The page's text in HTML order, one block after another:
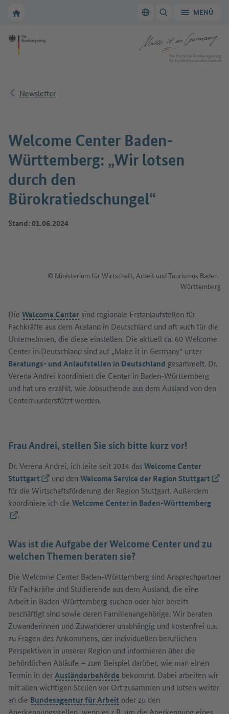
Zur Startseite von Make it in Germany Sprache wechseln
SUCHE ANZEIGEN/
MENÜ
Zur Startseite von Make it in GermanyDas Portal der Bundesregierung
für Fachkräfte aus dem Ausland
Newsletter
Welcome Center Baden-
Württemberg: „Wir lotsen
durch den
Bürokratiedschungel“
Stand: 01.06.2024
© Ministerium für Wirtschaft, Arbeit und Tourismus Baden-
Württemberg
Die Welcome Center sind regionale Erstanlaufstellen für
Fachkräfte aus dem Ausland in Deutschland und oft auch für die
Unternehmen, die diese einstellen. Die aktuell ca. 60 Welcome
Center in Deutschland sind auf „Make it in Germany“ unter
Beratungs- und Anlaufstellen in Deutschland gesammelt. Dr.
Verena Andrei koordiniert die Center in Baden-Württemberg
und hat uns erzählt, wie Jobsuchende aus dem Ausland von den
Centern unterstützt werden.
Frau Andrei, stellen Sie sich bitte kurz vor!
Dr. Verena Andrei, ich leite seit 2014 dasWelcome Center
Stuttgart(Externer Link)
und den Welcome Service der Region Stuttgart
für die Wirtschaftsförderung der Region Stuttgart. Außerdem
koordiniere ich die Welcome Center in Baden-Württemberg
(Externer Link)
.
Was ist die Aufgabe der Welcome Center und zu
welchen Themen beraten sie?
Die Welcome Center Baden-Württemberg sind Ansprechpartner
für Fachkräfte und Studierende aus dem Ausland, die eine
Arbeit in Baden-Württemberg suchen oder hier bereits
beschäftigt sind sowie deren Familienangehörige. Wir beraten
Zuwanderinnen und Zuwanderer unabhängig und kostenfrei u.a.
zu Fragen des Ankommens, der individuellen beruflichen
Perspektiven in unserer Region und informieren über die
behördlichen Abläufe – zum Beispiel darüber, wie man einen
Termin in derAusländerbehörde bekommt. Dabei arbeiten wir
mit allen wichtigen Stellen vor Ort zusammen und lotsen weiter
an die Bundesagentur für Arbeit oder zu den
Anerkennungsstellen, wenn es z.B. um die Anerkennung eines